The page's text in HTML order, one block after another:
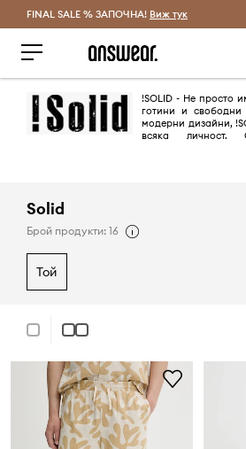
Спестявай с Answear
FINAL SALE % ЗАПОЧНА! Виж тук
!SOLID - Не просто
готини и
модерни дизайни,
всяка
Solid
Брой продукти: 16
той